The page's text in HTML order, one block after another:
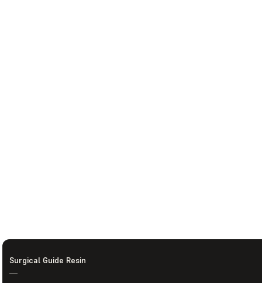
Surgical Guide Resin
—